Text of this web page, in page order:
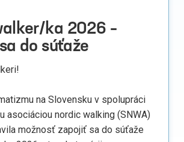
ka 2026 –
do súťaže
na Slovensku v spolupráci
asociáciou nordic walking (SNWA)
možnosť zapojiť sa do súťaže